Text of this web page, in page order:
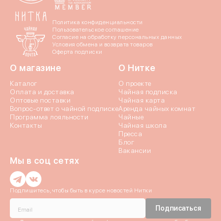
Политика конфиденциальности
Пользовательское соглашение
Согласие на обработку персональных данных
Условия обмена и возврата товаров
Оферта подписки
О магазине
Каталог
Оплата и доставка
Оптовые поставки
Вопрос-ответ о чайной подписке
Программа лояльности
Контакты
О Нитке
О проекте
Чайная подписка
Чайная карта
Аренда чайных комнат
Чайные
Чайная школа
Пресса
Блог
Вакансии
Мы в соц сетях
Подпишитесь, чтобы быть в курсе новостей Нитки
Подписаться